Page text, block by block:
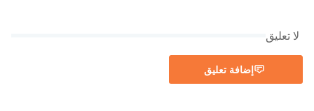
لا تعليق
إضافة تعليق